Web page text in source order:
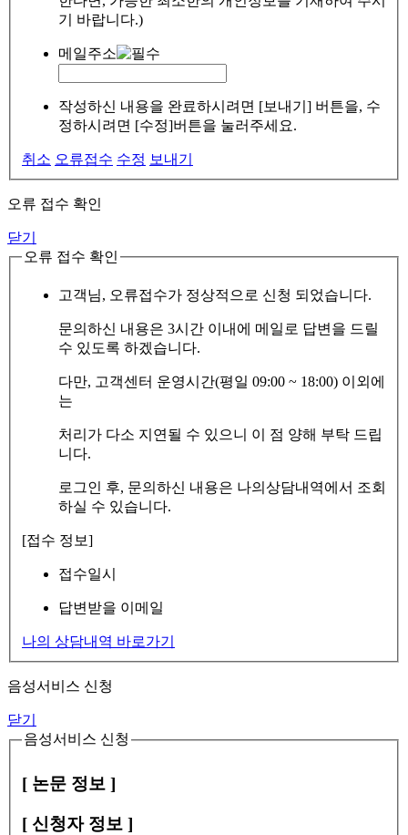
기 바랍니다.)
메일주소
작성하신 내용을 완료하시려면 [보내기] 버튼을, 수
정하시려면 [수정]버튼을 눌러주세요.
취소 오류접수 수정 보내기
오류 접수 확인
닫기
오류 접수 확인
고객님, 오류접수가 정상적으로 신청 되었습니다.
문의하신 내용은 3시간 이내에 메일로 답변을 드릴
수 있도록 하겠습니다.
다만, 고객센터 운영시간(평일 09:00 ~ 18:00) 이외에
는
처리가 다소 지연될 수 있으니 이 점 양해 부탁 드립
니다.
로그인 후, 문의하신 내용은 나의상담내역에서 조회
하실 수 있습니다.
[접수 정보]
접수일시
답변받을 이메일
나의 상담내역 바로가기
음성서비스 신청
닫기
음성서비스 신청
[ 논문 정보 ]
[ 신청자 정보 ]